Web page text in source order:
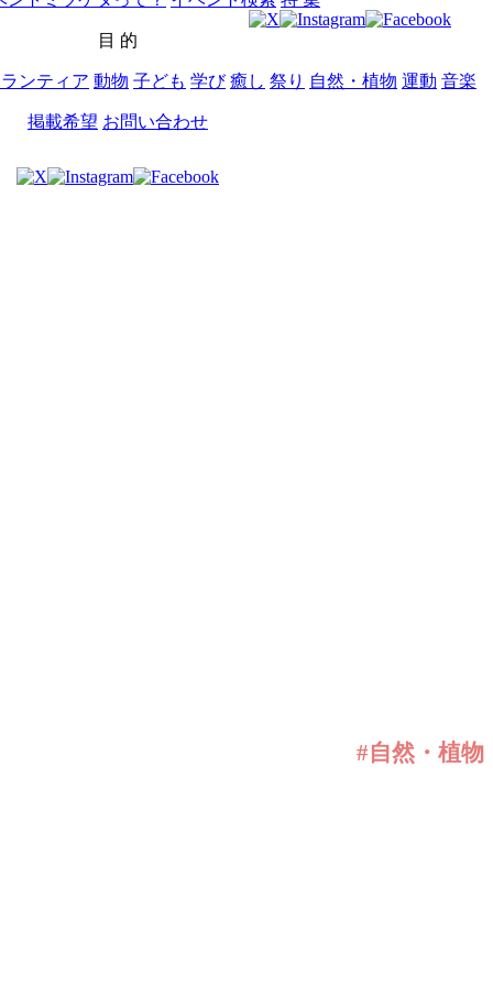
目 的
ンティア 動物 子ども 学び 癒し 祭り 自然・植物 運動 音楽
掲載希望 お問い合わせ
#自然・植物